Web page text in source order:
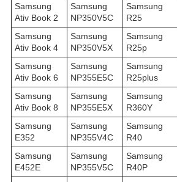
Samsung
Ativ Book 2
Samsung
NP350V5C
Samsung
R25
Samsung
Ativ Book 4
Samsung
NP350V5X
Samsung
R25p
Samsung
Ativ Book 6
Samsung
NP355E5C
Samsung
R25plus
Samsung
Ativ Book 8
Samsung
NP355E5X
Samsung
R360Y
Samsung
E352
Samsung
NP355V4C
Samsung
R40
Samsung
E452E
Samsung
NP355V5C
Samsung
R40P